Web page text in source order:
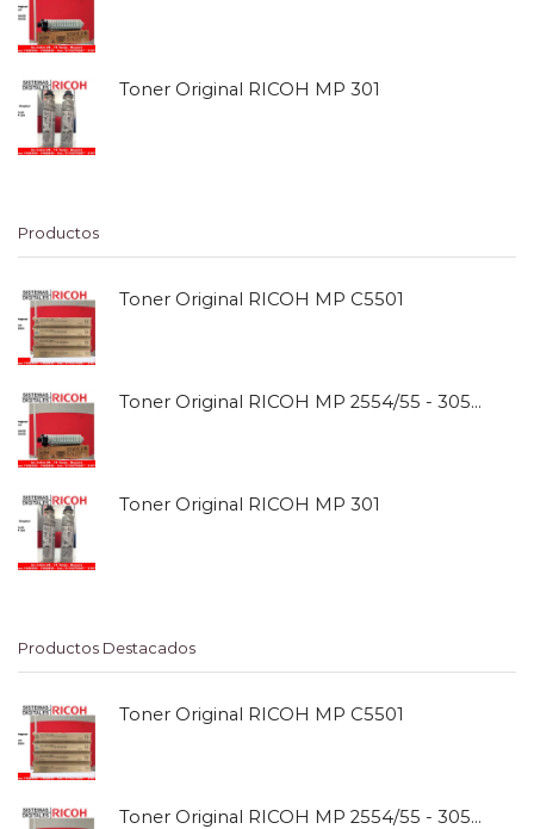
Toner Original RICOH MP 301
Productos
Toner Original RICOH MP C5501
Toner Original RICOH MP 2554/55 - 3054/55
Toner Original RICOH MP 301
Productos Destacados
Toner Original RICOH MP C5501
Toner Original RICOH MP 2554/55 - 3054/55